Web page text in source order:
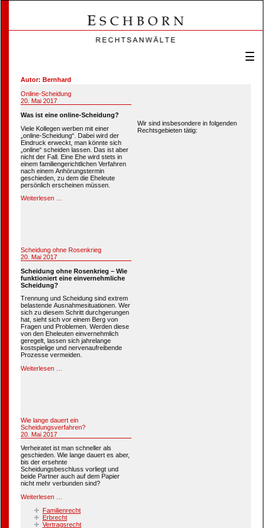
☰
Autor: Bernhard
Online-Scheidung
Veröffentlicht
20. Mai 2017
Was ist eine online-Scheidung?
Viele Kollegen werben mit einer
„online-Scheidung“. Dabei wird der
Eindruck erweckt, man könnte sich
„online“ scheiden lassen. Das ist aber
nicht der Fall. Eine Ehe wird stets in
einem familiengerichtlichen Verfahren
nach einem Anhörungstermin
geschieden, zu dem die Eheleute
persönlich erscheinen müssen.
Weiterlesen …
Scheidung ohne Rosenkrieg
Veröffentlicht
am
20. Mai 2017
Scheidung ohne Rosenkrieg – Wie
funktioniert eine einvernehmliche
Scheidung?
Trennung und Scheidung sind extrem
belastende Ausnahmesituationen. Wer
sich zu diesem Schritt durchgerungen
hat, sieht sich vor einem Berg von
Fragen und Problemen. Werden diese
von den Eheleuten einvernehmlich
geregelt, lassen sich jahrelange
kostspielige und nervenaufreibende
Prozesse vermeiden.
Weiterlesen …
Wie lange dauert ein
Scheidungsverfahren?
Veröffentlicht
am
20. Mai 2017
Verheiratet ist man schneller als
geschieden. Wie lange dauert es aber,
bis der ersehnte
Scheidungsbeschluss vorliegt und
beide Partner auch auf dem Papier
nicht mehr verbunden sind?
Weiterlesen …
Wir sind insbesondere in folgenden
Rechtsgebieten tätig:
Familienrecht
Erbrecht
Vertragsrecht